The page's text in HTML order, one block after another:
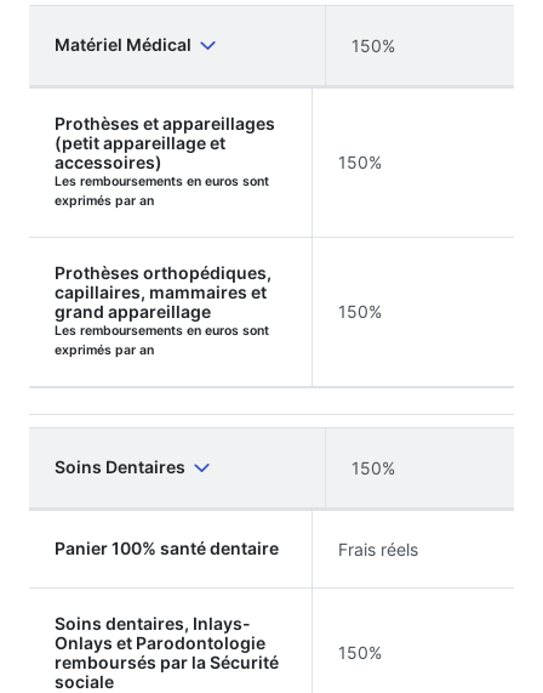
Matériel Médical 150%
Prothèses et appareillages
(petit appareillage et
accessoires)
Les remboursements en euros sont
exprimés par an
150%
Prothèses orthopédiques,
capillaires, mammaires et
grand appareillage
Les remboursements en euros sont
exprimés par an
150%
Soins Dentaires 150%
Panier 100% santé dentaire Frais réels
Soins dentaires, Inlays-
Onlays et Parodontologie
remboursés par la Sécurité
sociale
150%